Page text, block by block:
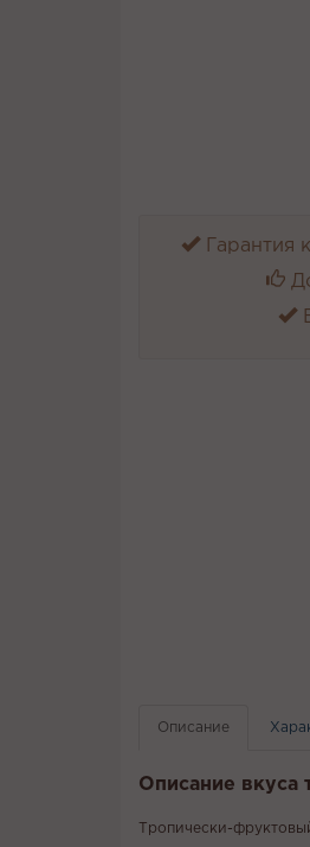
Гарантия
Описание
Описание вкуса
Тропически-